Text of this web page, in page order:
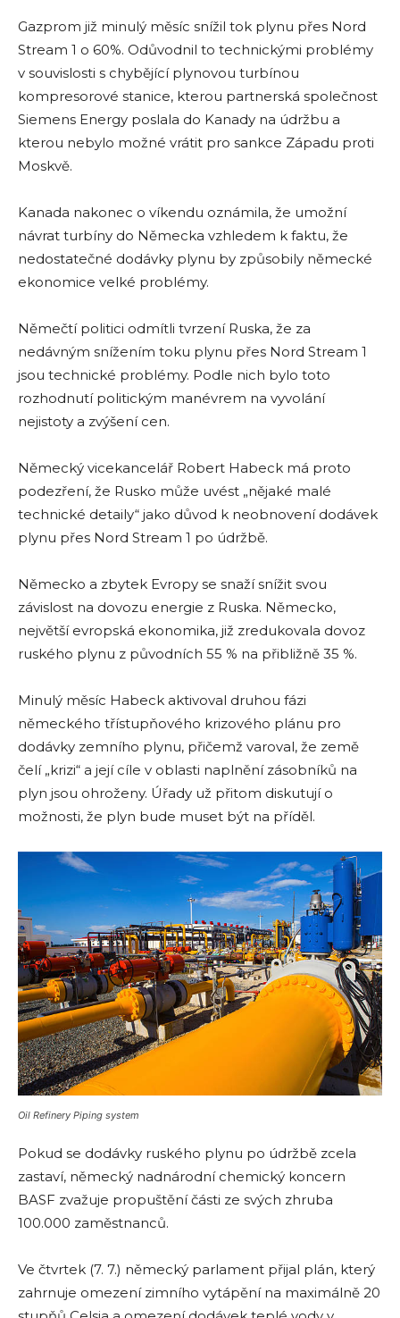
Gazprom již minulý měsíc snížil tok plynu přes Nord
Stream 1 o 60%. Odůvodnil to technickými problémy
v souvislosti s chybějící plynovou turbínou
kompresorové stanice, kterou partnerská společnost
Siemens Energy poslala do Kanady na údržbu a
kterou nebylo možné vrátit pro sankce Západu proti
Moskvě.
Kanada nakonec o víkendu oznámila, že umožní
návrat turbíny do Německa vzhledem k faktu, že
nedostatečné dodávky plynu by způsobily německé
ekonomice velké problémy.
Němečtí politici odmítli tvrzení Ruska, že za
nedávným snížením toku plynu přes Nord Stream 1
jsou technické problémy. Podle nich bylo toto
rozhodnutí politickým manévrem na vyvolání
nejistoty a zvýšení cen.
Německý vicekancelář Robert Habeck má proto
podezření, že Rusko může uvést „nějaké malé
technické detaily“ jako důvod k neobnovení dodávek
plynu přes Nord Stream 1 po údržbě.
Německo a zbytek Evropy se snaží snížit svou
závislost na dovozu energie z Ruska. Německo,
největší evropská ekonomika, již zredukovala dovoz
ruského plynu z původních 55 % na přibližně 35 %.
Minulý měsíc Habeck aktivoval druhou fázi
německého třístupňového krizového plánu pro
dodávky zemního plynu, přičemž varoval, že země
čelí „krizi“ a její cíle v oblasti naplnění zásobníků na
plyn jsou ohroženy. Úřady už přitom diskutují o
možnosti, že plyn bude muset být na příděl.
Oil Refinery Piping system
Pokud se dodávky ruského plynu po údržbě zcela
zastaví, německý nadnárodní chemický koncern
BASF zvažuje propuštění části ze svých zhruba
100.000 zaměstnanců.
Ve čtvrtek (7. 7.) německý parlament přijal plán, který
zahrnuje omezení zimního vytápění na maximálně 20